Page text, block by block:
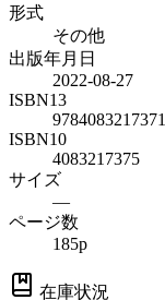
形式
その他
出版年月日
2022-08-27
ISBN13
9784083217371
ISBN10
4083217375
サイズ
—
ページ数
185p
在庫状況